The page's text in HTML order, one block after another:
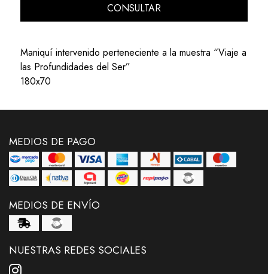
CONSULTAR
Maniquí intervenido perteneciente a la muestra “Viaje a
las Profundidades del Ser”
180x70
MEDIOS DE PAGO
MEDIOS DE ENVÍO
NUESTRAS REDES SOCIALES